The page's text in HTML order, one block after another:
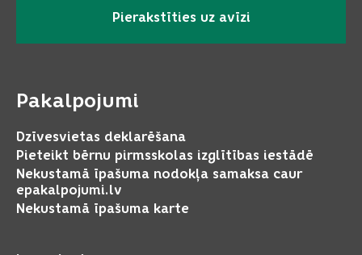
Pierakstīties uz avīzi
Pakalpojumi
Dzīvesvietas deklarēšana
Pieteikt bērnu pirmsskolas izglītības iestādē
Nekustamā īpašuma nodokļa samaksa caur
epakalpojumi.lv
Nekustamā īpašuma karte